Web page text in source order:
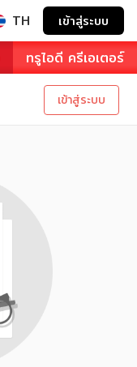
TH เข้าสู่ระบบ
ทรูไอดี ครีเอเตอร์
เข้าสู่ระบบ